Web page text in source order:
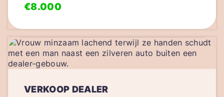
VERKOOP DEALER
€8.000